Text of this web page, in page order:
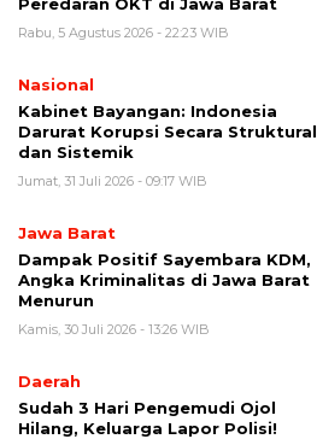
Peredaran OKT di Jawa Barat
Rabu, 5 Agustus 2026 - 22:23 WIB
Nasional
Kabinet Bayangan: Indonesia
Darurat Korupsi Secara Struktural
dan Sistemik
Jumat, 31 Juli 2026 - 09:17 WIB
Jawa Barat
Dampak Positif Sayembara KDM,
Angka Kriminalitas di Jawa Barat
Menurun
Kamis, 30 Juli 2026 - 13:26 WIB
Daerah
Sudah 3 Hari Pengemudi Ojol
Hilang, Keluarga Lapor Polisi!